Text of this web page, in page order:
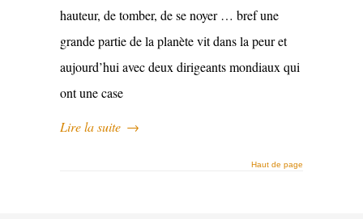
hauteur, de tomber, de se noyer … bref une
grande partie de la planète vit dans la peur et
aujourd’hui avec deux dirigeants mondiaux qui
ont une case
Lire la suite →
Haut de page